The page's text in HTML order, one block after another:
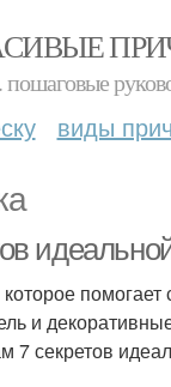
виды
которое
и
7 секретов